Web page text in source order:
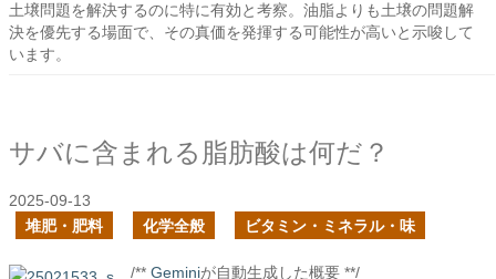
土壌問題を解決するのに特に有効と考察。油脂よりも土壌の問題解
決を優先する場面で、その真価を発揮する可能性が高いと示唆して
います。
サバに含まれる脂肪酸は何だ？
2025-09-13
堆肥・肥料
化学全般 ビタミン・ミネラル・味
/** Geminiが自動生成した概要 **/